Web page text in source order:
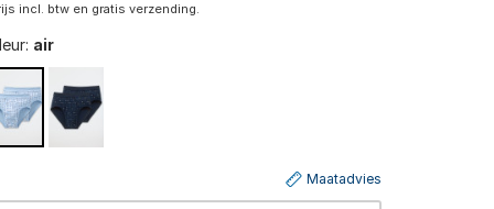
incl. btw en gratis verzending.
air
Maatadvies